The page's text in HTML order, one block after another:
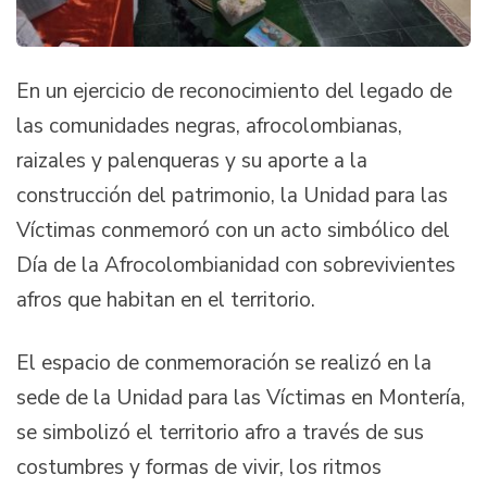
En un ejercicio de reconocimiento del legado de
las comunidades negras, afrocolombianas,
raizales y palenqueras y su aporte a la
construcción del patrimonio, la Unidad para las
Víctimas conmemoró con un acto simbólico del
Día de la Afrocolombianidad con sobrevivientes
afros que habitan en el territorio.
El espacio de conmemoración se realizó en la
sede de la Unidad para las Víctimas en Montería,
se simbolizó el territorio afro a través de sus
costumbres y formas de vivir, los ritmos